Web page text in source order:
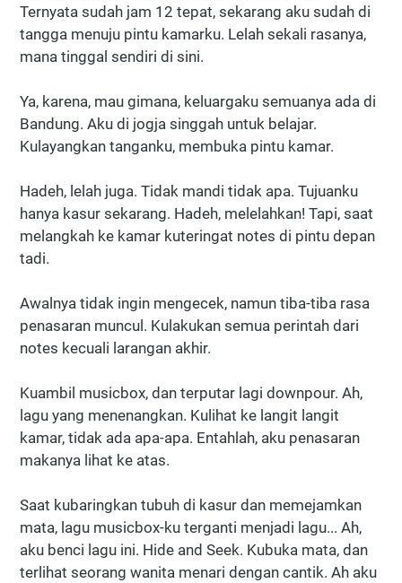
Ternyata sudah jam 12 tepat, sekarang aku sudah di
tangga menuju pintu kamarku. Lelah sekali rasanya,
mana tinggal sendiri di sini.
Ya, karena, mau gimana, keluargaku semuanya ada di
Bandung. Aku di jogja singgah untuk belajar.
Kulayangkan tanganku, membuka pintu kamar.
Hadeh, lelah juga. Tidak mandi tidak apa. Tujuanku
hanya kasur sekarang. Hadeh, melelahkan! Tapi, saat
melangkah ke kamar kuteringat notes di pintu depan
tadi.
Awalnya tidak ingin mengecek, namun tiba-tiba rasa
penasaran muncul. Kulakukan semua perintah dari
notes kecuali larangan akhir.
Kuambil musicbox, dan terputar lagi downpour. Ah,
lagu yang menenangkan. Kulihat ke langit langit
kamar, tidak ada apa-apa. Entahlah, aku penasaran
makanya lihat ke atas.
Saat kubaringkan tubuh di kasur dan memejamkan
mata, lagu musicbox-ku terganti menjadi lagu... Ah,
aku benci lagu ini. Hide and Seek. Kubuka mata, dan
terlihat seorang wanita menari dengan cantik. Ah aku